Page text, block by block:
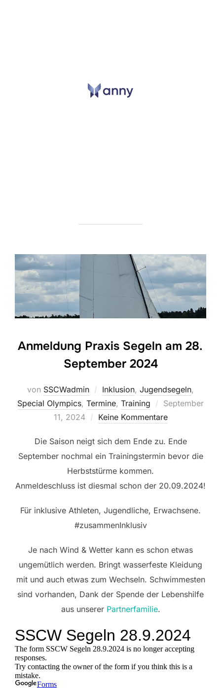
Anmeldung Praxis Segeln am 28.
September 2024
von SSCWadmin Inklusion, Jugendsegeln,
Special Olympics, Termine, Training
Veröffentlicht
am
September
11, 2024
Keine Kommentare
Die Saison neigt sich dem Ende zu. Ende
September nochmal ein Trainingstermin bevor die
Herbststürme kommen.
Anmeldeschluss ist diesmal schon der 20.09.2024!
Für inklusive Athleten, Jugendliche, Erwachsene.
#zusammenInklusiv
Je nach Wind & Wetter kann es schon etwas
ungemütlich werden. Bringt wasserfeste Kleidung
mit und auch etwas zum Wechseln. Schwimmesten
sind vorhanden, Dank der Spende der Lebenshilfe
aus unserer Partnerfamilie.